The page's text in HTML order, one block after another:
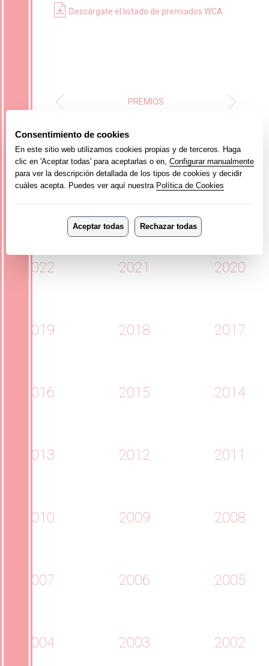
Descárgate el listado de premiados WCA
PREMIOS
2025 2024 2023
2022 2021 2020
2019 2018 2017
2016 2015 2014
2013 2012 2011
2010 2009 2008
2007 2006 2005
2004 2003 2002